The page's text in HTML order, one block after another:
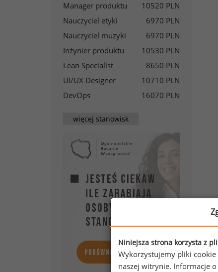
Manager produktu
10520 PLN
Nauczyciel etyki
6970 PLN
Nauczyciel muzyki
6970 PLN
Inżynier produktu
10530 PLN
Lean Specialist
8650 PLN
UI/UX Designer
10710 PLN
DevOps
16070 PLN
więcej stanowisk
w
Niniejsza strona korzysta z
Wykorzystujemy pliki cookie
naszej witrynie. Informacje